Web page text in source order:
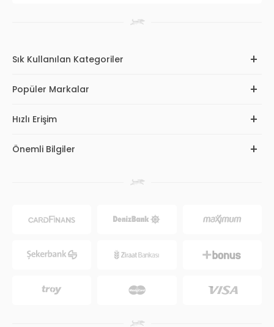
Sık Kullanılan Kategoriler
Popüler Markalar
Hızlı Erişim
Önemli Bilgiler